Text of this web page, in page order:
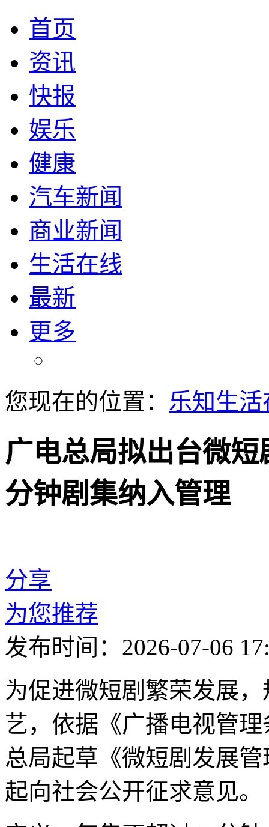
首页
资讯
快报
娱乐
健康
汽车新闻
商业新闻
生活在线
最新
更多
您现在的位置： 乐知生活
广电总局拟出台微
分钟剧集纳入管理
分享
为您推荐
发布时间：2026-07-06
为促进微短剧繁荣发展
艺，依据《广播电视管
总局起草《微短剧发展
起向社会公开征求意见。